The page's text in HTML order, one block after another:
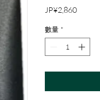
JP¥2,860價
數量 *